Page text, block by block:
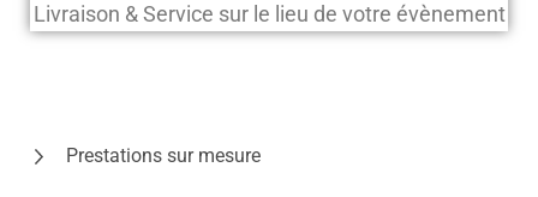
Livraison & Service sur le lieu de votre évènement
Prestations sur mesure